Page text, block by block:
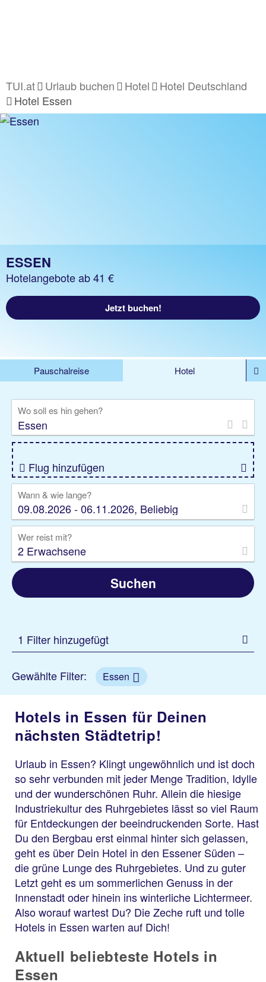
TUI.at Urlaub buchen Hotel
Hotel Deutschland
Hotel Essen
ESSEN
Hotelangebote ab 41 €
Jetzt buchen!
Pauschalreise
Hotel
Rundreise
Kreuzfahrt
Gruppenreise
Camper Privattransfer
Wo soll es hin gehen?
Flug hinzufügen
Wann & wie lange?
09.08.2026 - 06.11.2026, Beliebig
Wer reist mit?
2 Erwachsene
Suchen
1 Filter hinzugefügt
Gewählte Filter: Essen
Hotels in Essen für Deinen
nächsten Städtetrip!
Urlaub in Essen? Klingt ungewöhnlich und ist doch
so sehr verbunden mit jeder Menge Tradition, Idylle
und der wunderschönen Ruhr. Allein die hiesige
Industriekultur des Ruhrgebietes lässt so viel Raum
für Entdeckungen der beeindruckenden Sorte. Hast
Du den Bergbau erst einmal hinter sich gelassen,
geht es über Dein Hotel in den Essener Süden –
die grüne Lunge des Ruhrgebietes. Und zu guter
Letzt geht es um sommerlichen Genuss in der
Innenstadt oder hinein ins winterliche Lichtermeer.
Also worauf wartest Du? Die Zeche ruft und tolle
Hotels in Essen warten auf Dich!
Aktuell beliebteste Hotels in
Essen